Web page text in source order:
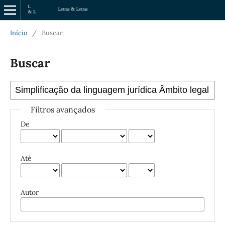
Início / Buscar
Buscar
Filtros avançados
De
Até
Autor